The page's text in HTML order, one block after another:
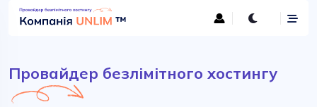
Провайдер безлімітного хостингу